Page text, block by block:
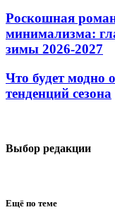
Роскошная
минимализма:
зимы 2026-2027
Что будет модно
тенденций сезона
Выбор редакции
Ещё по теме